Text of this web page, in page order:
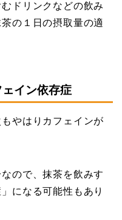
ドリンクなどの飲み
の１日の摂取量の適
イン依存症
やはりカフェインが
ので、抹茶を飲みす
になる可能性もあり